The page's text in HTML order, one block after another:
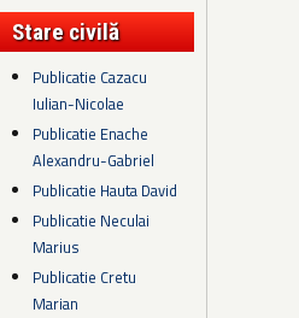
Stare civilă
Publicatie Cazacu
Iulian-Nicolae
Publicatie Enache
Alexandru-Gabriel
Publicatie Hauta David
Publicatie Neculai
Marius
Publicatie Cretu
Marian